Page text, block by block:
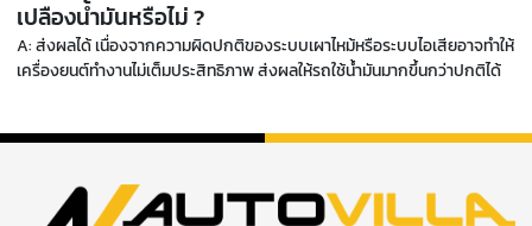
เปลืองน้ำมันหรือไม่ ?
A: ส่งผลได้ เนื่องจากความผิดปกติของระบบเผาไหม้หรือระบบไอเสียอาจทำให้
เครื่องยนต์ทำงานไม่เต็มประสิทธิภาพ ส่งผลให้รถใช้น้ำมันมากขึ้นกว่าปกติได้